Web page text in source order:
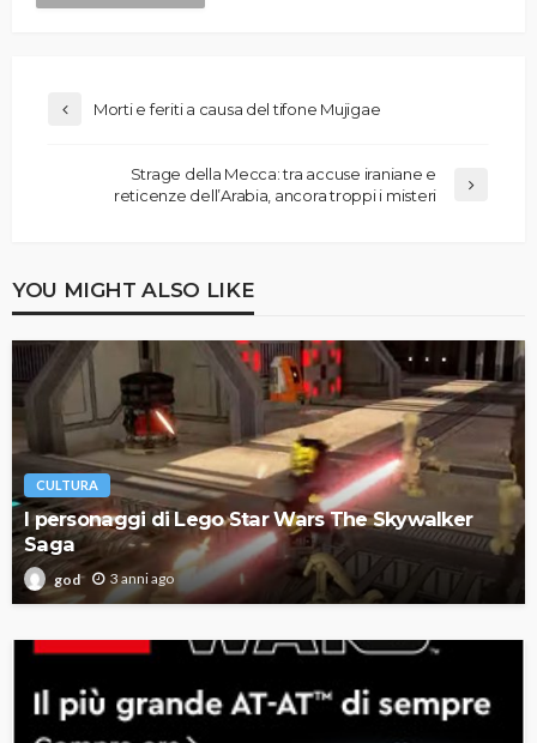
Morti e feriti a causa del tifone Mujigae
Strage della Mecca: tra accuse iraniane e
reticenze dell’Arabia, ancora troppi i misteri
YOU MIGHT ALSO LIKE
CULTURA
I personaggi di Lego Star Wars The Skywalker
Saga
god 3 anni ago